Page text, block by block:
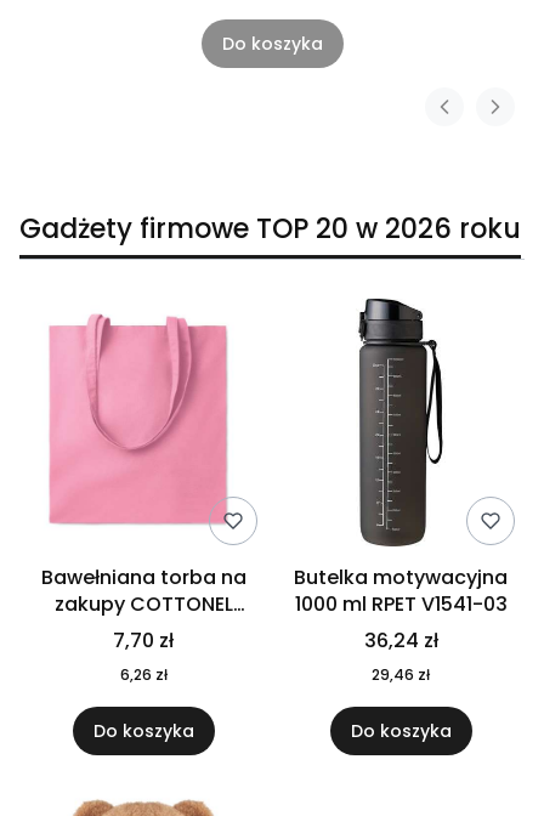
Do koszyka
Gadżety firmowe TOP 20 w 2026 roku
Bawełniana torba na
zakupy COTTONEL
COLOUR++ MO9846-11
7,70 zł
6,26 zł
Do koszyka
Butelka motywacyjna
1000 ml RPET V1541-03
36,24 zł
29,46 zł
Do koszyka